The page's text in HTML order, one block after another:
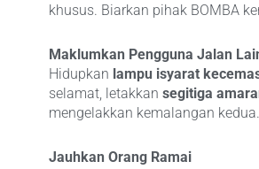
khusus. Biarkan pihak BOMBA
Maklumkan Pengguna Jalan
Hidupkan lampu isyarat
selamat, letakkan segitiga
mengelakkan kemalangan kedua.
Jauhkan Orang Ramai